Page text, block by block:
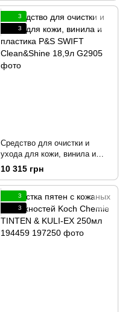
3
3
Средство для очистки и
ухода для кожи, винила и
пластика P&S SWIFT
Clean&Shine 18,9л
10 315 грн
3
3